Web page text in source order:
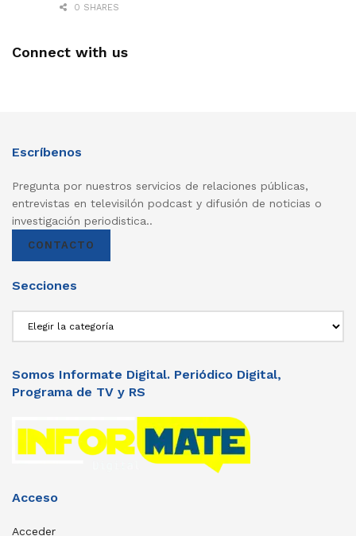
0 SHARES
Connect with us
Escríbenos
Pregunta por nuestros servicios de relaciones públicas,
entrevistas en televisilón podcast y difusión de noticias o
investigación periodistica..
CONTACTO
Secciones
Somos Informate Digital. Periódico Digital,
Programa de TV y RS
Acceso
Acceder